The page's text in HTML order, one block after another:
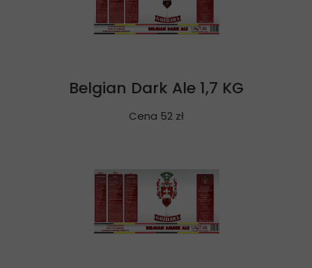
Belgian Dark Ale 1,7 KG
Cena 52 zł